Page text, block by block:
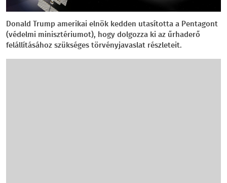
Donald Trump amerikai elnök kedden utasította a Pentagont
(védelmi minisztériumot), hogy dolgozza ki az űrhaderő
felállításához szükséges törvényjavaslat részleteit.